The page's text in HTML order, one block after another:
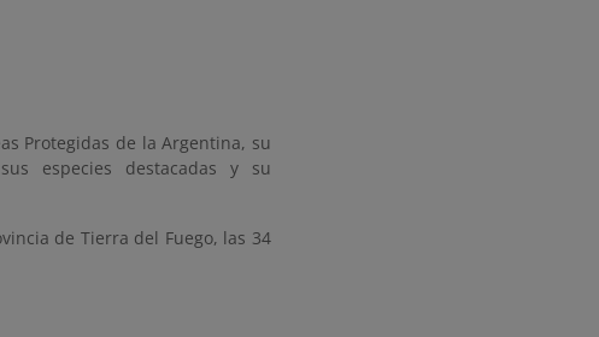
Protegidas de la Argentina, su
especies destacadas y su
de Tierra del Fuego, las 34